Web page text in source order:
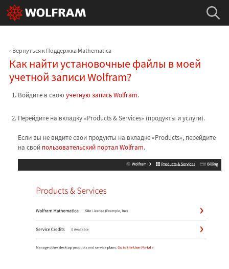
Вернуться к Поддержка Mathematica
Как найти установочные файлы в моей
учетной записи Wolfram?
Войдите в свою учетную запись Wolfram.
Перейдите на вкладку «Products & Services» (продукты и услуги).
Если вы не видите свои продукты на вкладке «Products», перейдите
на свой пользовательский портал Wolfram.